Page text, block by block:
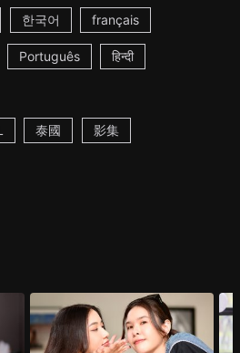
한국어 français
Português हिन्दी
泰國 影集